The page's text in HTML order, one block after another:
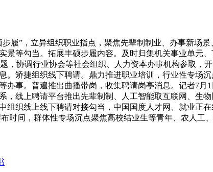
”，立异组织职业指点，聚焦先辈制制业、办事新场
景等勾当。拓展丰硕步履内容。及时归集机关事业单元
，协调行业协会等社会组织、人力资本办事机构参取
。矫捷组织线下聘请。鼎力推进职业培训，行业性专场
办事。普遍推出曲播带岗，收集聘请岗亭消息。记者7
，线上聘请平台推出先辈制制、人工智能取互联网、生
组织线上线下聘请对接勾当，中国国度人才网、就业正
时间，群体性专场沉点聚焦高校结业生等青年、农人工